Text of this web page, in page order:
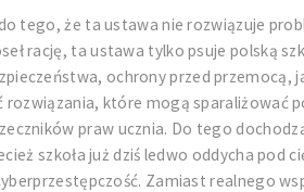
tego, że ta ustawa nie rozwiązuje
rację, ta ustawa tylko psuje polską
ochrony przed przemocą,
które mogą sparaliżować
praw ucznia. Do tego
szkoła już dziś ledwo oddycha pod
Zamiast realnego